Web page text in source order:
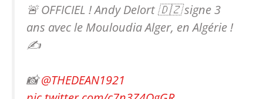
🚨 OFFICIEL ! Andy Delort 🇩🇿 signe 3
ans avec le Mouloudia Alger, en Algérie !
✍️
📸@THEDEAN1921